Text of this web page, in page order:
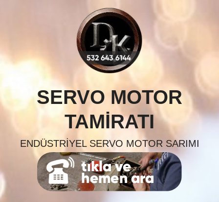
SERVO MOTOR
TAMIRATI
ENDÜSTRIYEL SERVO MOTOR SARIMI